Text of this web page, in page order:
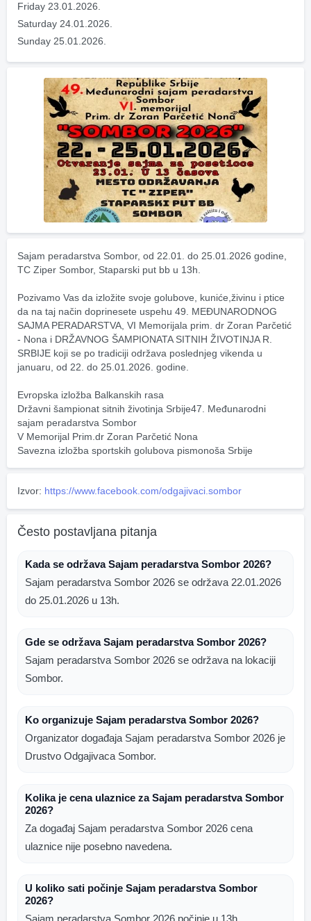
Friday 23.01.2026.
Saturday 24.01.2026.
Sunday 25.01.2026.
Sajam peradarstva Sombor, od 22.01. do 25.01.2026 godine,
TC Ziper Sombor, Staparski put bb u 13h.
Pozivamo Vas da izložite svoje golubove, kuniće,živinu i ptice
da na taj način doprinesete uspehu 49. MEĐUNARODNOG
SAJMA PERADARSTVA, VI Memorijala prim. dr Zoran Parčetić
- Nona i DRŽAVNOG ŠAMPIONATA SITNIH ŽIVOTINJA R.
SRBIJE koji se po tradiciji održava poslednjeg vikenda u
januaru, od 22. do 25.01.2026. godine.
Evropska izložba Balkanskih rasa
Državni šampionat sitnih životinja Srbije47. Međunarodni
sajam peradarstva Sombor
V Memorijal Prim.dr Zoran Parčetić Nona
Savezna izložba sportskih golubova pismonoša Srbije
Izvor: https://www.facebook.com/odgajivaci.sombor
Često postavljana pitanja
Kada se održava Sajam peradarstva Sombor 2026?
Sajam peradarstva Sombor 2026 se održava 22.01.2026
do 25.01.2026 u 13h.
Gde se održava Sajam peradarstva Sombor 2026?
Sajam peradarstva Sombor 2026 se održava na lokaciji
Sombor.
Ko organizuje Sajam peradarstva Sombor 2026?
Organizator događaja Sajam peradarstva Sombor 2026 je
Drustvo Odgajivaca Sombor.
Kolika je cena ulaznice za Sajam peradarstva Sombor
2026?
Za događaj Sajam peradarstva Sombor 2026 cena
ulaznice nije posebno navedena.
U koliko sati počinje Sajam peradarstva Sombor
2026?